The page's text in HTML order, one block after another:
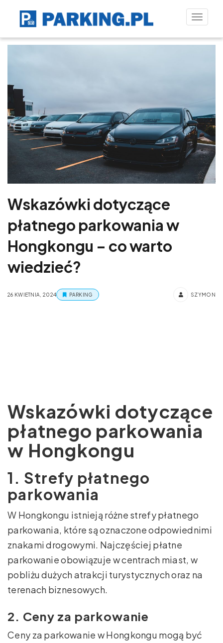
Toggle
Wskazówki dotyczące
płatnego parkowania w
Hongkongu – co warto
wiedzieć?
26 KWIETNIA, 2024 PARKING SZYMON
Wskazówki dotyczące
płatnego parkowania
w Hongkongu
1. Strefy płatnego
parkowania
W Hongkongu istnieją różne strefy płatnego
parkowania, które są oznaczone odpowiednimi
znakami drogowymi. Najczęściej płatne
parkowanie obowiązuje w centrach miast, w
pobliżu dużych atrakcji turystycznych oraz na
terenach biznesowych.
2. Ceny za parkowanie
Ceny za parkowanie w Hongkongu mogą być